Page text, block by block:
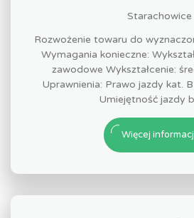
Starachowice
Rozwożenie towaru do
Wymagania konieczne:
zawodowe Wykształcenie:
Uprawnienia: Prawo jazdy kat.
Umiejętność jazdy
Więcej